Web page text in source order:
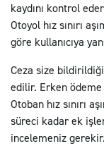
kaydını kontrol
Otoyol hız sınırı
göre kullanıcıya
Ceza size
edilir. Erken ödeme
Otoban hız sınırı
süreci kadar ek
incelemeniz gerekir.